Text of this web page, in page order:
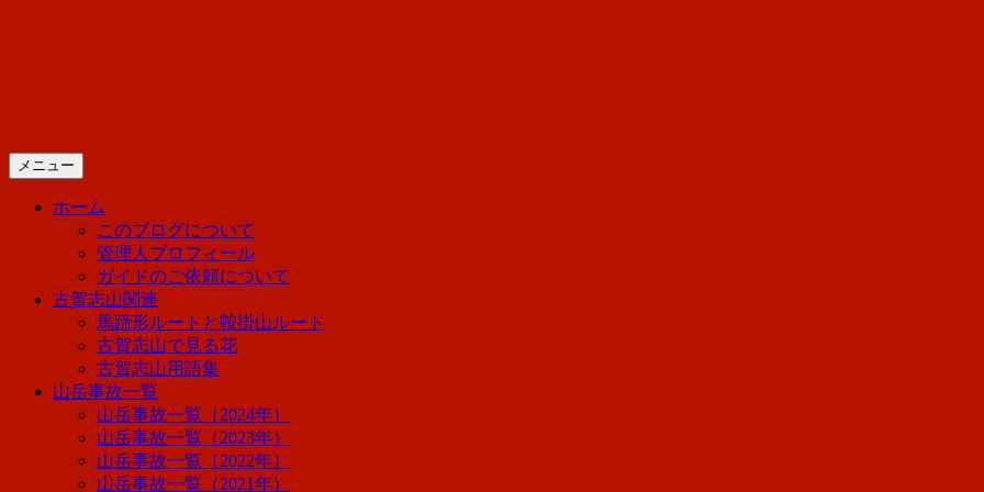
へ
スメニュー
ホーム
このブログについて
管理人プロフィール
ガイドのご依頼について
古賀志山関連
馬蹄形ルートと鞍掛山ルート
古賀志山で見る花
古賀志山用語集
山岳事故一覧
山岳事故一覧（2024年）
山岳事故一覧（2023年）
山岳事故一覧（2022年）
山岳事故一覧（2021年）